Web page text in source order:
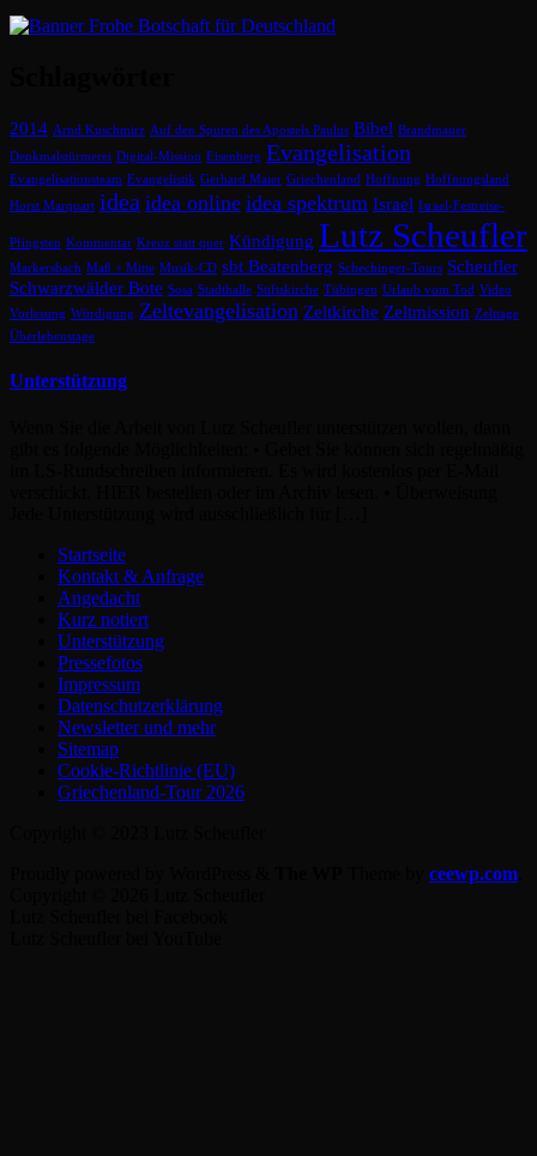
2014 Arnd Kuschmirz Auf den Spuren des Apostels Paulus Bibel Brandmauer
Denkmalstürmerei Digital-Mission Eisenberg Evangelisation
Evangelisationsteam Evangelistik Gerhard Maier Griechenland Hoffnung Hoffnungsland
Horst Marquart idea idea online idea spektrum Israel Israel-Festreise-
Pfingsten Kommentar Kreuz statt quer Kündigung Lutz Scheufler
Markersbach Maß + Mitte Musik-CD sbt Beatenberg Schechinger-Tours Scheufler
Schwarzwälder Bote Sosa Stadthalle Stiftskirche Tübingen Urlaub vom Tod Video
Vorlesung Würdigung Zeltevangelisation Zeltkirche Zeltmission Zelttage
Überlebenstage
Unterstützung
Startseite
Kontakt & Anfrage
Angedacht
Kurz notiert
Unterstützung
Pressefotos
Impressum
Datenschutzerklärung
Newsletter und mehr
Sitemap
Cookie-Richtlinie (EU)
Griechenland-Tour 2026
ceewp.com